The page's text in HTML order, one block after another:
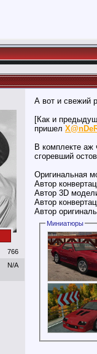
766
N/A
А вот и свежий
[Как и
пришел
В комплекте аж
сгоревший
Оригинальная
Автор
Автор 3D
Автор
Автор
Миниатюры